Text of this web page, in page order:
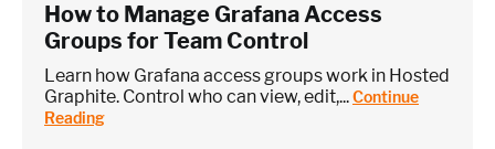
How to Manage Grafana Access
Groups for Team Control
Learn how Grafana access groups work in Hosted
Graphite. Control who can view, edit,...Continue
Reading